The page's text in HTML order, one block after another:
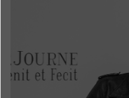
Search
搜索